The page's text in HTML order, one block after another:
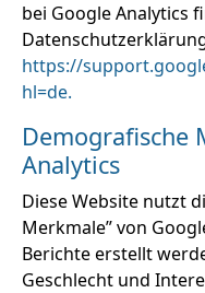
bei Google Analytics
https://
hl=de.
Demografische
Analytics
Diese Website nutzt
Merkmale” von
Berichte erstellt
Geschlecht und